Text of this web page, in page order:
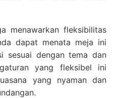
menawarkan fleksibilitas
dapat menata meja ini
sesuai dengan tema dan
yang fleksibel ini
yang nyaman dan